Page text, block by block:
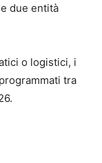
due entità
o logistici, i
tra